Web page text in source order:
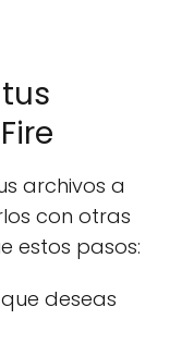
archivos a
con otras
estos pasos:
deseas